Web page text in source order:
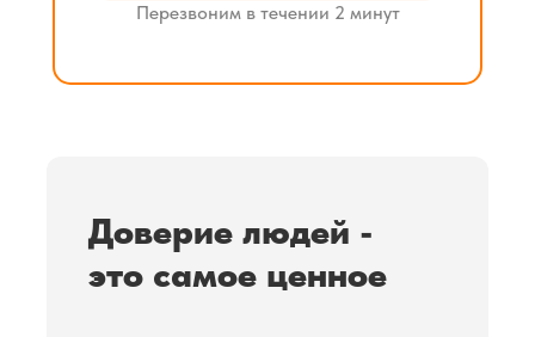
Перезвоним в течении 2 минут
Доверие людей -
это самое ценное